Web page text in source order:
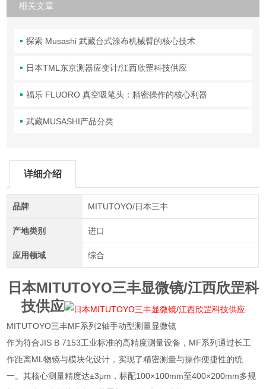
相关文章
探索 Musashi 武藏台式涂布机械臂的核心技术
日本TML东京测器应变计/江西欣罡科技供应
福乐 FLUORO 真空吸笔头：精密操作的核心利器
武藏MUSASHI产品分类
详细介绍
品牌 MITUTOYO/日本三丰
产地类别 进口
应用领域 综合
日本MITUTOYO三丰显微镜/江西欣罡科
技供应
MITUTOYO三丰MF系列2轴手动型测量显微镜
作为符合JIS B 7153工业标准的高精度测量设备，MF系列通过长工
作距离ML物镜与模块化设计，实现了精密测量与操作便捷性的统
一。其核心测量精度达±3μm，标配100×100mm至400×200mm多规